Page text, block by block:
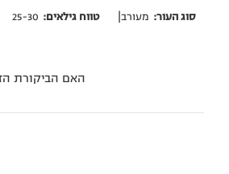
סוג העור: מעורב| טווח גילאים: 25-30
האם הביקורת